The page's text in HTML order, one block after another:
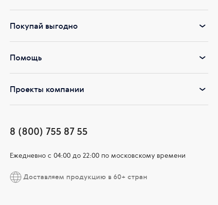
Покупай выгодно
Помощь
Проекты компании
8 (800) 755 87 55
Ежедневно c 04:00 до 22:00 по московскому времени
Доставляем продукцию в 60+ стран